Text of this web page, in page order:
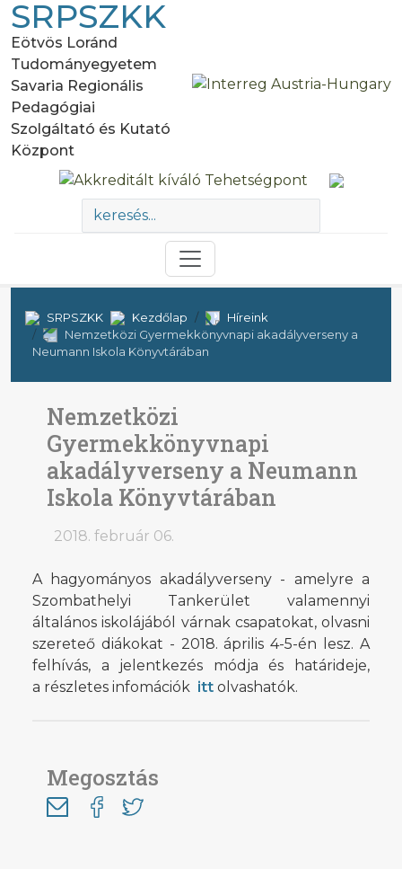
SRPSZKK
Eötvös Loránd
Tudományegyetem
Savaria Regionális
Pedagógiai
Szolgáltató és Kutató
Központ
SRPSZKK Kezdőlap
Híreink
Nemzetközi Gyermekkönyvnapi akadályverseny a
Neumann Iskola Könyvtárában
Nemzetközi
Gyermekkönyvnapi
akadályverseny a Neumann
Iskola Könyvtárában
2018. február 06.
A hagyományos akadályverseny - amelyre a
Szombathelyi Tankerület valamennyi
általános iskolájából várnak csapatokat, olvasni
szereteő diákokat - 2018. április 4-5-én lesz. A
felhívás, a jelentkezés módja és határideje,
a részletes infomációk itt olvashatók.
Megosztás